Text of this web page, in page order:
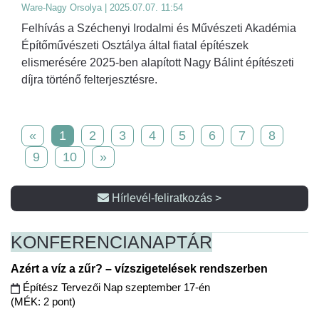
Ware-Nagy Orsolya | 2025.07.07. 11:54
Felhívás a Széchenyi Irodalmi és Művészeti Akadémia
Építőművészeti Osztálya által fiatal építészek
elismerésére 2025-ben alapított Nagy Bálint építészeti
díjra történő felterjesztésre.
« 1 2 3 4 5 6 7
8
9
10 »
Hírlevél-feliratkozás >
KONFERENCIANAPTÁR
Azért a víz a zűr? – vízszigetelések rendszerben
Építész Tervezői Nap szeptember 17-én
(MÉK: 2 pont)